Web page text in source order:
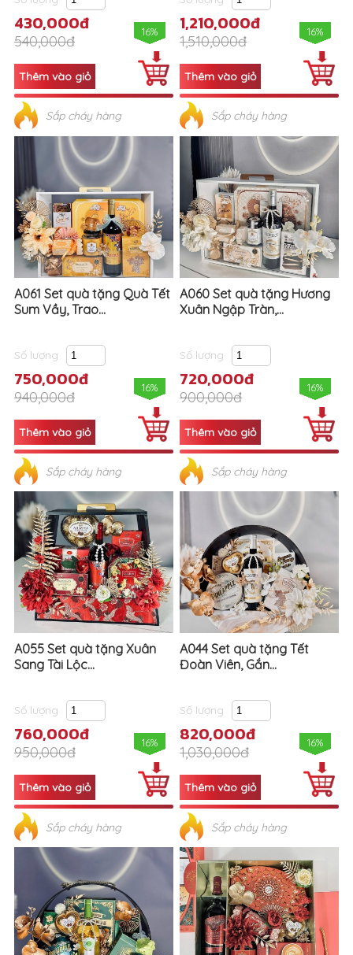
430,000đ
540,000đ
16%
Sắp cháy hàng
1,210,000đ
1,510,000đ
16%
Sắp cháy hàng
A061 Set quà tặng Quà Tết
Sum Vầy, Trao...
Số lượng
750,000đ
940,000đ
16%
Sắp cháy hàng
A060 Set quà tặng Hương
Xuân Ngập Tràn,...
Số lượng
720,000đ
900,000đ
16%
Sắp cháy hàng
A055 Set quà tặng Xuân
Sang Tài Lộc...
Số lượng
760,000đ
950,000đ
16%
Sắp cháy hàng
A044 Set quà tặng Tết
Đoàn Viên, Gắn...
Số lượng
820,000đ
1,030,000đ
16%
Sắp cháy hàng